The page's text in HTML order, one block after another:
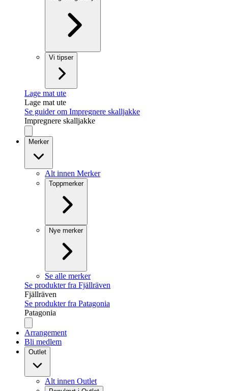
Vi tipser
Lage mat ute
Lage mat ute
Se guider om Impregnere skalljakke
Impregnere skalljakke
Merker
Alt innen Merker
Toppmerker
Nye merker
Se alle merker
Se produkter fra Fjällräven
Fjällräven
Se produkter fra Patagonia
Patagonia
Arrangement
Bli medlem
Outlet
Alt innen Outlet